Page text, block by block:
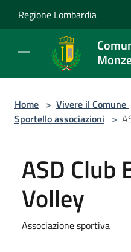
Regione Lombardia
Home > Vivere il Comune
Sportello associazioni >
ASD Club
Volley
Associazione sportiva